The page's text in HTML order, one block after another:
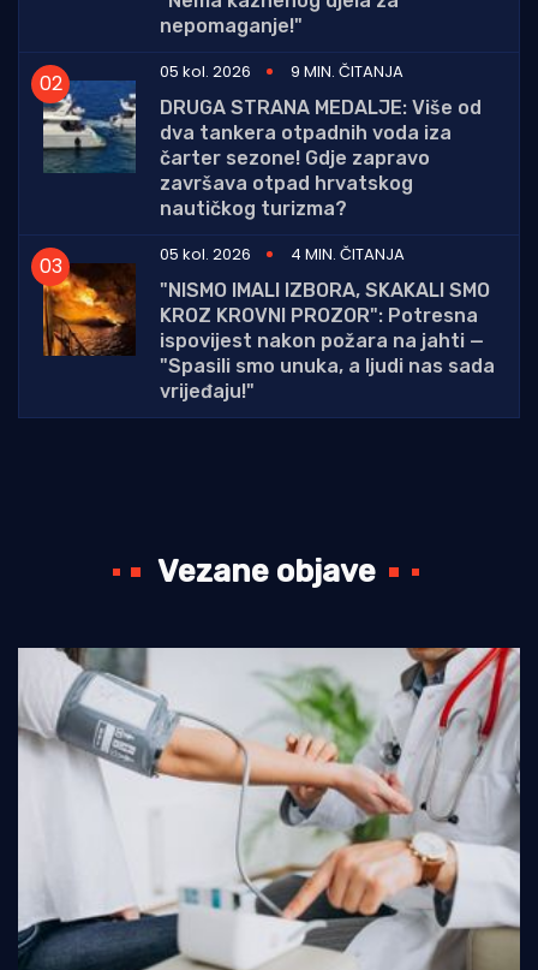
nepomaganje!"
05 kol. 2026
9 MIN. ČITANJA
DRUGA STRANA MEDALJE: Više od
dva tankera otpadnih voda iza
čarter sezone! Gdje zapravo
završava otpad hrvatskog
nautičkog turizma?
05 kol. 2026
4 MIN. ČITANJA
"NISMO IMALI IZBORA, SKAKALI SMO
KROZ KROVNI PROZOR": Potresna
ispovijest nakon požara na jahti —
"Spasili smo unuka, a ljudi nas sada
vrijeđaju!"
Vezane objave